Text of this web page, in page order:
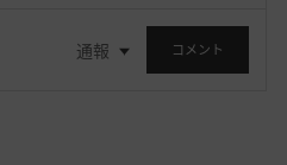
通報 コメント